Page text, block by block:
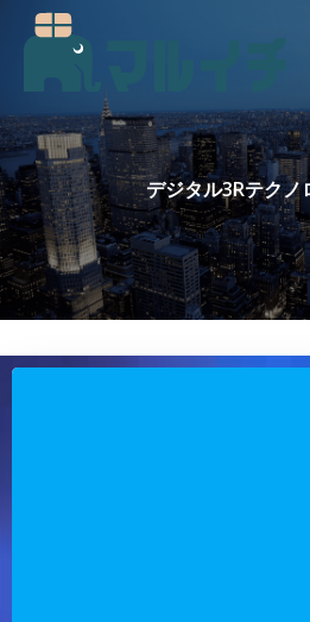
ツ
へ
ス
キ
ッ
プ
デジタル3Rテクノ